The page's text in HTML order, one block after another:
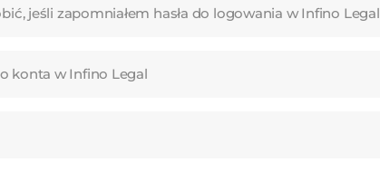
jeśli zapomniałem hasła do logowania w Infino Legal
konta w Infino Legal